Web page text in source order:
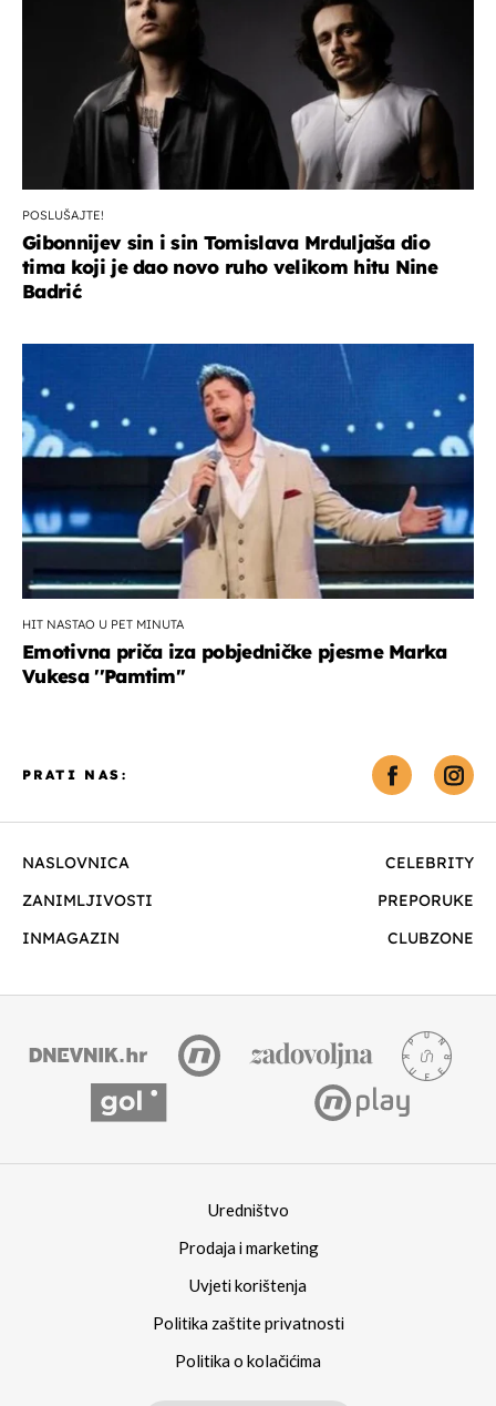
POSLUŠAJTE!
Gibonnijev sin i sin Tomislava Mrduljaša dio
tima koji je dao novo ruho velikom hitu Nine
Badrić
HIT NASTAO U PET MINUTA
Emotivna priča iza pobjedničke pjesme Marka
Vukesa ''Pamtim''
NASLOVNICA
CELEBRITY
ZANIMLJIVOSTI
PREPORUKE
INMAGAZIN
CLUBZONE
PRATI NAS:
Uredništvo
Prodaja i marketing
Uvjeti korištenja
Politika zaštite privatnosti
Politika o kolačićima